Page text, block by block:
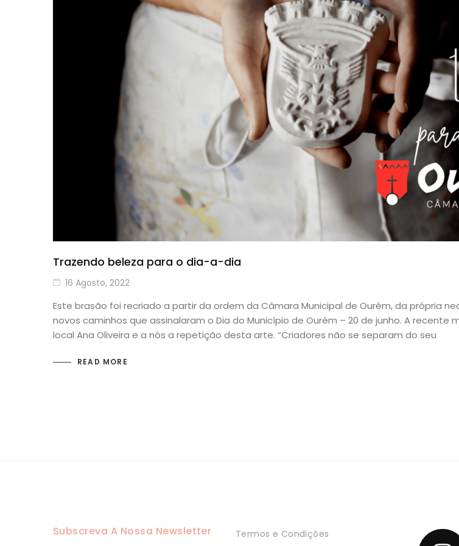
Trazendo beleza para o dia-a-dia
16 Agosto, 2022
Este brasão foi recriado a partir da ordem da Câmara Municipal de Ourém, da própria
novos caminhos que assinalaram o Dia do Município de Ourém – 20 de junho. A
local Ana Oliveira e a nós a repetição desta arte. “Criadores não se separam do seu
READ MORE
Subscreva A Nossa Newsletter Termos e Condições